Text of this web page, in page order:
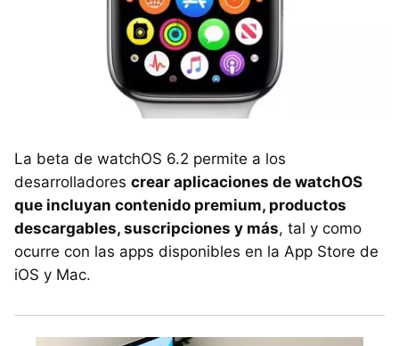
La beta de watchOS 6.2 permite a los
desarrolladores crear aplicaciones de watchOS
que incluyan contenido premium, productos
descargables, suscripciones y más, tal y como
ocurre con las apps disponibles en la App Store de
iOS y Mac.